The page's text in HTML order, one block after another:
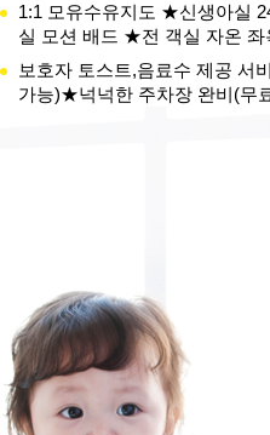
1:1 모유수유지도 ★신생아실
실 모션 배드 ★전 객실 자온
보호자 토스트,음료수 제공 서
가능)★넉넉한 주차장 완비(무